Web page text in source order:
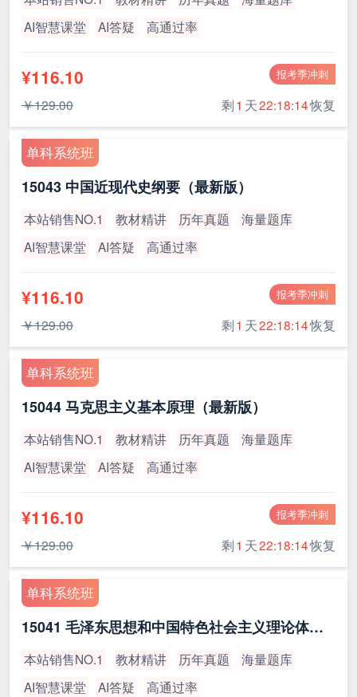
AI智慧课堂
AI答疑 高通过率
报考季冲刺
¥116.10
￥129.00 剩1 天22:18:13恢复
单科系统班
15043 中国近现代史纲要（最新版）
本站销售NO.1 教材精讲 历年真题
海量题库
AI智慧课堂
AI答疑 高通过率
报考季冲刺
¥116.10
￥129.00 剩1 天22:18:13恢复
单科系统班
15044 马克思主义基本原理（最新版）
本站销售NO.1 教材精讲 历年真题
海量题库
AI智慧课堂
AI答疑 高通过率
报考季冲刺
¥116.10
￥129.00 剩1 天22:18:13恢复
单科系统班
15041 毛泽东思想和中国特色社会主义理论体系概论（最新版）
本站销售NO.1 教材精讲 历年真题
海量题库
AI智慧课堂
AI答疑 高通过率